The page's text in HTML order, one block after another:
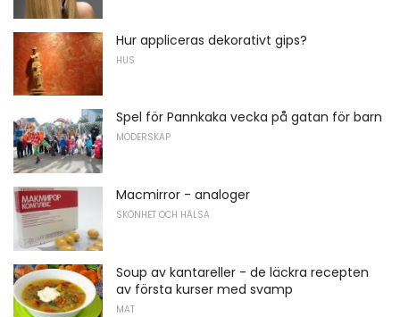
Hur appliceras dekorativt gips?
HUS
Spel för Pannkaka vecka på gatan för barn
MODERSKAP
Macmirror - analoger
SKÖNHET OCH HÄLSA
Soup av kantareller - de läckra recepten
av första kurser med svamp
MAT